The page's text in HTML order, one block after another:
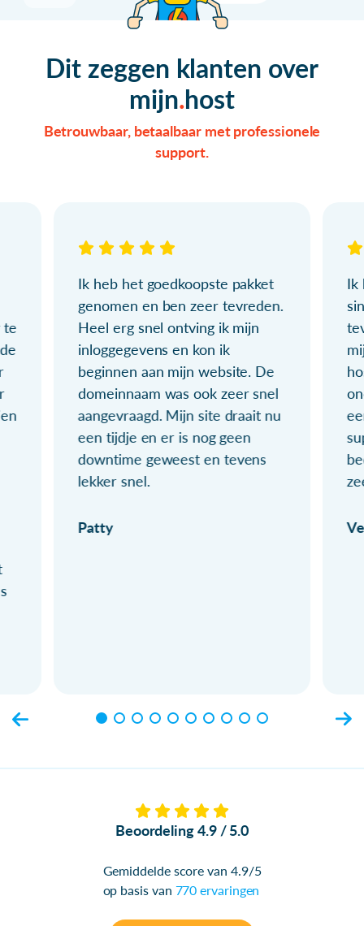
Dit zeggen klanten over
mijn host
Betrouwbaar, betaalbaar met professionele
support.
te
Ik heb het goedkoopste pakket
genomen en ben zeer tevreden.
Heel erg snel ontving ik mijn
inloggegevens en kon ik
beginnen aan mijn website. De
domeinnaam was ook zeer snel
aangevraagd. Mijn site draait nu
een tijdje en er is nog geen
downtime geweest en tevens
lekker snel.
Patty
Ik
Beoordeling 4.9 / 5.0
Gemiddelde score van 4.9/5
op basis van 770 ervaringen